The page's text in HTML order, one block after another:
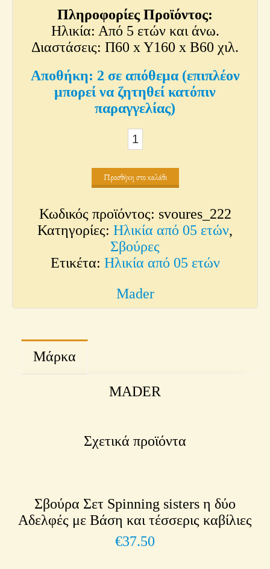
Πληροφορίες Προϊόντος:
Ηλικία: Από 5 ετών και άνω.
Διαστάσεις: Π60 x Y160 x Β60 χιλ.
2 σε απόθεμα (επιπλέον
μπορεί να ζητηθεί κατόπιν
παραγγελίας)
Σβούρες
κουρδιστές
με
Σχοινί
Pull
Off
Top
-
ποσότητα
Προσθήκη στο καλάθι
Κωδικός προϊόντος: svoures_222
Κατηγορίες: Ηλικία από 05 ετών,
Σβούρες
Ετικέτα: Ηλικία από 05 ετών
Mader
Μάρκα
MADER
Σχετικά προϊόντα
Σβούρα Σετ Spinning sisters η δύο
Αδελφές με Βάση και τέσσερις καβίλιες
€37.50